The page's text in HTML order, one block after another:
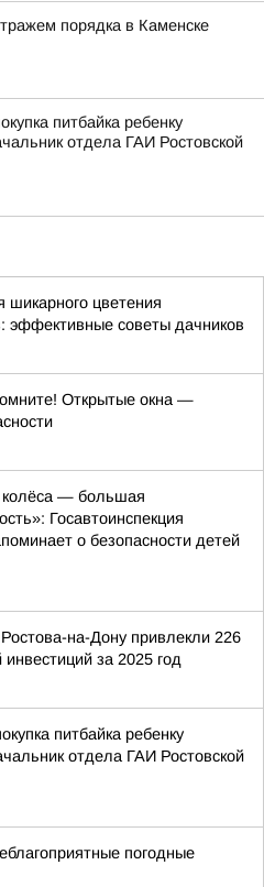
порядка в Каменске
питбайка ребенку
отдела ГАИ Ростовской
шикарного цветения
эффективные советы дачников
Открытые окна —
— большая
Госавтоинспекция
о безопасности детей
на-Дону привлекли 226
за 2025 год
питбайка ребенку
отдела ГАИ Ростовской
погодные